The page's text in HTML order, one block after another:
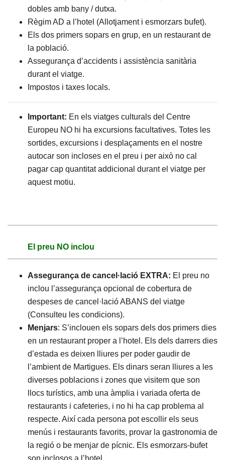
dobles amb bany / dutxa.
Règim AD a l’hotel (Allotjament i esmorzars bufet).
Els dos primers sopars en grup, en un restaurant de
la població.
Assegurança d’accidents i assistència sanitària
durant el viatge.
Impostos i taxes locals.
Important: En els viatges culturals del Centre
Europeu NO hi ha excursions facultatives. Totes les
sortides, excursions i desplaçaments en el nostre
autocar son incloses en el preu i per això no cal
pagar cap quantitat addicional durant el viatge per
aquest motiu.
El preu NO inclou
Assegurança de cancel·lació EXTRA: El preu no
inclou l’assegurança opcional de cobertura de
despeses de cancel·lació ABANS del viatge
(Consulteu les condicions).
Menjars: S’inclouen els sopars dels dos primers dies
en un restaurant proper a l’hotel. Els dels darrers dies
d’estada es deixen lliures per poder gaudir de
l’ambient de Martigues. Els dinars seran lliures a les
diverses poblacions i zones que visitem que son
llocs turístics, amb una àmplia i variada oferta de
restaurants i cafeteries, i no hi ha cap problema al
respecte. Així cada persona pot escollir els seus
menús i restaurants favorits, provar la gastronomia de
la regió o be menjar de pícnic. Els esmorzars-bufet
son inclosos a l’hotel.